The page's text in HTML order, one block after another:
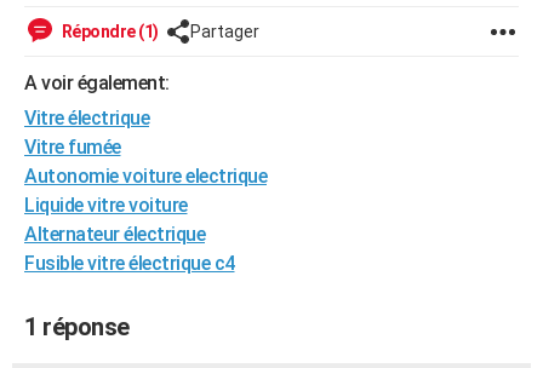
Guides de France
Escapades
Patrimoine
Expositions
Musées
Week-end nature
Art de vivre
Bien-être
Loisirs
Mode
Modes de vie
Alimentation
Guide de la santé
Maladies
Médicaments
Sommeil
VOYAGE
PHOTO
GUIDES D'ACHAT
CARTE DE VOEUX
Répondre (1) Partager
A voir également:
Vitre électrique
Vitre fumée
Autonomie voiture electrique
Liquide vitre voiture
Alternateur électrique
Fusible vitre électrique c4
1 réponse